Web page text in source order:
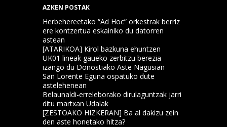
AZKEN POSTAK
Herbehereetako “Ad Hoc” orkestrak berriz
ere kontzertua eskainiko du datorren
astean
[ATARIKOA] Kirol bazkuna ehuntzen
UK01 lineak gaueko zerbitzu berezia
izango du Donostiako Aste Nagusian
San Lorente Eguna ospatuko dute
astelehenean
Belaunaldi-erreleborako dirulaguntzak jarri
ditu martxan Udalak
[ZESTOAKO HIZKERAN] Ba al dakizu zein
den aste honetako hitza?